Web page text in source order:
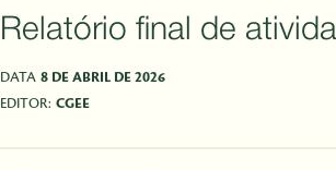
Relatório final de
DATA 8 DE ABRIL DE 2026
EDITOR: CGEE